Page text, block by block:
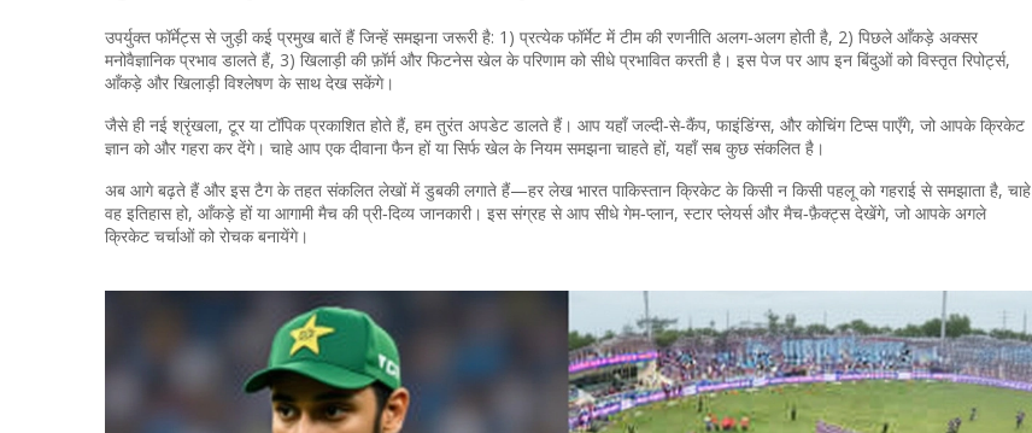
उपर्युक्त फॉर्मेट्स से जुड़ी कई प्रमुख बातें हैं जिन्हें समझना जरूरी है: 1) प्रत्येक फॉर्मेट में टीम की रणनीति अलग‑अलग होती है, 2) पिछले आँकड़े अक्सर
मनोवैज्ञानिक प्रभाव डालते हैं, 3) खिलाड़ी की फ़ॉर्म और फिटनेस खेल के परिणाम को सीधे प्रभावित करती है। इस पेज पर आप इन बिंदुओं को विस्तृत रिपोर्ट्स,
आँकड़े और खिलाड़ी विश्लेषण के साथ देख सकेंगे।
जैसे ही नई श्रृंखला, टूर या टॉपिक प्रकाशित होते हैं, हम तुरंत अपडेट डालते हैं। आप यहाँ जल्दी‑से‑कैंप, फाइंडिंग्स, और कोचिंग टिप्स पाएँगे, जो आपके क्रिकेट
ज्ञान को और गहरा कर देंगे। चाहे आप एक दीवाना फैन हों या सिर्फ खेल के नियम समझना चाहते हों, यहाँ सब कुछ संकलित है।
अब आगे बढ़ते हैं और इस टैग के तहत संकलित लेखों में डुबकी लगाते हैं—हर लेख भारत पाकिस्तान क्रिकेट के किसी न किसी पहलू को गहराई से समझाता है, चाहे
वह इतिहास हो, आँकड़े हों या आगामी मैच की प्री‑दिव्य जानकारी। इस संग्रह से आप सीधे गेम‑प्लान, स्टार प्लेयर्स और मैच‑फ़ैक्ट्स देखेंगे, जो आपके अगले
क्रिकेट चर्चाओं को रोचक बनायेंगे।